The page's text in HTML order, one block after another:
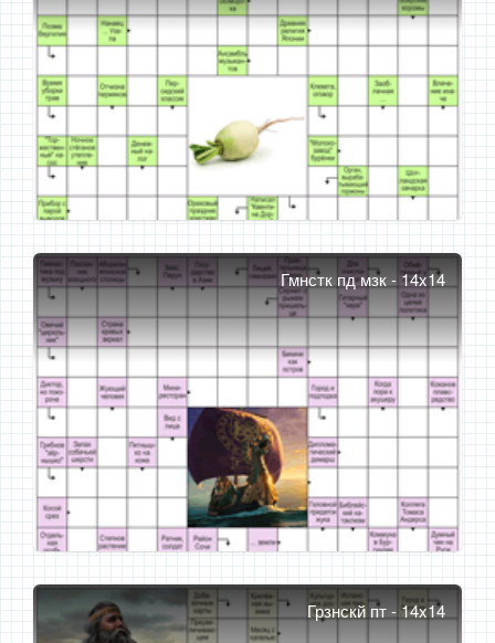
Гмнстк пд мзк - 14x14
Грзнскй пт - 14x14